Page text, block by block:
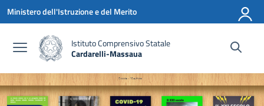
Vai ai contenuti
Vai al menu di navigazione
Vai al footer
Ministero dell'Istruzione e del Merito
Istituto Comprensivo Statale
Cardarelli-Massaua